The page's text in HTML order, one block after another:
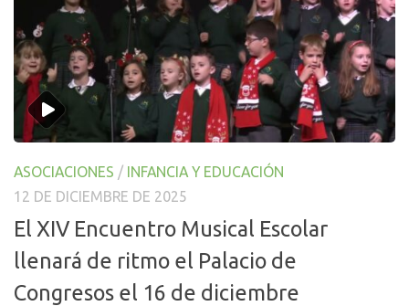
ASOCIACIONES / INFANCIA Y EDUCACIÓN
12 DE DICIEMBRE DE 2025
El XIV Encuentro Musical Escolar
llenará de ritmo el Palacio de
Congresos el 16 de diciembre